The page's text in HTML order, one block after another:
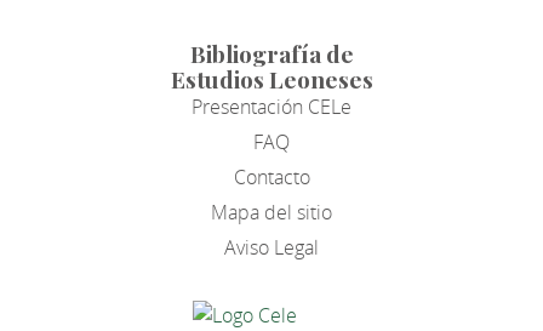
Bibliografía de
Estudios Leoneses
Presentación CELe
FAQ
Contacto
Mapa del sitio
Aviso Legal